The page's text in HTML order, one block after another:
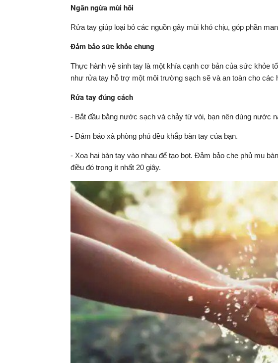
Ngăn ngừa mùi hôi
Rửa tay giúp loại bỏ các nguồn gây mùi khó chịu, góp phần
Đảm bảo sức khỏe chung
Thực hành vệ sinh tay là một khía cạnh cơ bản của sức khỏe
như rửa tay hỗ trợ một môi trường sạch sẽ và an toàn cho các
Rửa tay đúng cách
- Bắt đầu bằng nước sạch và chảy từ vòi, bạn nên dùng nước
- Đảm bảo xà phòng phủ đều khắp bàn tay của bạn.
- Xoa hai bàn tay vào nhau để tạo bọt. Đảm bảo che phủ mu
điều đó trong ít nhất 20 giây.